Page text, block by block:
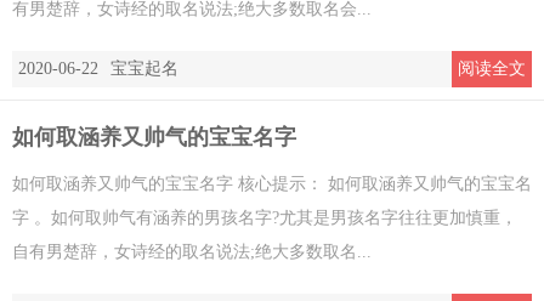
有男楚辞，女诗经的取名说法;绝大多数取名会...
2020-06-22 宝宝起名 阅读全文
如何取涵养又帅气的宝宝名字
如何取涵养又帅气的宝宝名字 核心提示： 如何取涵养又帅气的宝宝名
字 。如何取帅气有涵养的男孩名字?尤其是男孩名字往往更加慎重，
自有男楚辞，女诗经的取名说法;绝大多数取名...